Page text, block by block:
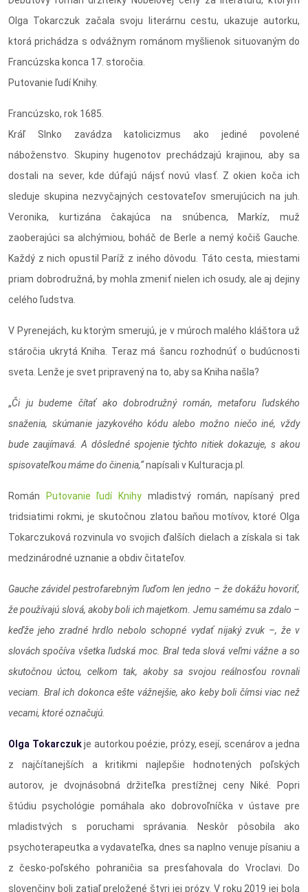
Olga Tokarczuk začala svoju literárnu cestu, ukazuje autorku,
ktorá prichádza s odvážnym románom myšlienok situovaným do
Francúzska konca 17. storočia.
Putovanie ľudí Knihy.
Francúzsko, rok 1685.
Kráľ Slnko zavádza katolicizmus ako jediné povolené
náboženstvo. Skupiny hugenotov prechádzajú krajinou, aby sa
dostali na sever, kde dúfajú nájsť novú vlasť. Z okien koča ich
sleduje skupina nezvyčajných cestovateľov smerujúcich na juh.
Veronika, kurtizána čakajúca na snúbenca, Markíz, muž
zaoberajúci sa alchýmiou, boháč de Berle a nemý kočiš Gauche.
Každý z nich opustil Paríž z iného dôvodu. Táto cesta, miestami
priam dobrodružná, by mohla zmeniť nielen ich osudy, ale aj dejiny
celého ľudstva.
V Pyrenejách, ku ktorým smerujú, je v múroch malého kláštora už
stáročia ukrytá Kniha. Teraz má šancu rozhodnúť o budúcnosti
sveta. Lenže je svet pripravený na to, aby sa Kniha našla?
„Či ju budeme čítať ako dobrodružný román, metaforu ľudského
snaženia, skúmanie jazykového kódu alebo možno niečo iné, vždy
bude zaujímavá. A dôsledné spojenie týchto nitiek dokazuje, s akou
spisovateľkou máme do činenia,“napísali v Kulturacja.pl.
Román Putovanie ľudí Knihy mladistvý román, napísaný pred
tridsiatimi rokmi, je skutočnou zlatou baňou motívov, ktoré Olga
Tokarczuková rozvinula vo svojich ďalších dielach a získala si tak
medzinárodné uznanie a obdiv čitateľov.
Gauche závidel pestrofarebným ľuďom len jedno – že dokážu hovoriť,
že používajú slová, akoby boli ich majetkom. Jemu samému sa zdalo –
keďže jeho zradné hrdlo nebolo schopné vydať nijaký zvuk –, že v
slovách spočíva všetka ľudská moc. Bral teda slová veľmi vážne a so
skutočnou úctou, celkom tak, akoby sa svojou reálnosťou rovnali
veciam. Bral ich dokonca ešte vážnejšie, ako keby boli čímsi viac než
vecami, ktoré označujú.
Olga Tokarczukje autorkou poézie, prózy, esejí, scenárov a jedna
z najčítanejších a kritikmi najlepšie hodnotených poľských
autorov, je dvojnásobná držiteľka prestížnej ceny Niké. Popri
štúdiu psychológie pomáhala ako dobrovoľníčka v ústave pre
mladistvých s poruchami správania. Neskôr pôsobila ako
psychoterapeutka a vydavateľka, dnes sa naplno venuje písaniu a
z česko-poľského pohraničia sa presťahovala do Vroclavi. Do
slovenčiny boli zatiaľ preložené štyri jej prózy. V roku 2019 jej bola